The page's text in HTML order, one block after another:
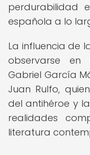
perdurabilidad
española a lo
La influencia de
observarse
Gabriel García
Juan Rulfo,
del antihéroe y
realidades
literatura